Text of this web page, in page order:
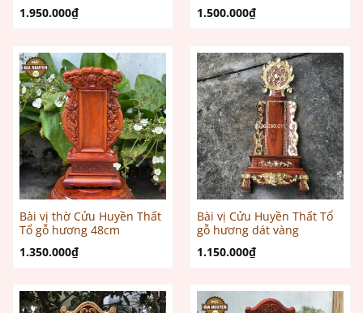
1.950.000₫
1.500.000₫
Bài vị thờ Cửu Huyền Thất
Tổ gỗ hương 48cm
1.350.000₫
Bài vị Cửu Huyền Thất Tổ
gỗ hương dát vàng
1.150.000₫